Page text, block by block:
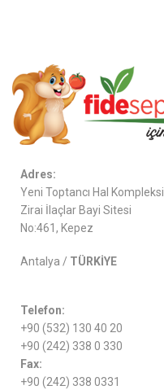
Adres:
Yeni Toptancı Hal Kompleksi
Zirai İlaçlar Bayi Sitesi
No:461, Kepez
Antalya / TÜRKİYE
Telefon:
+90 (532) 130 40 20
+90 (242) 338 0 330
Fax:
+90 (242) 338 0331